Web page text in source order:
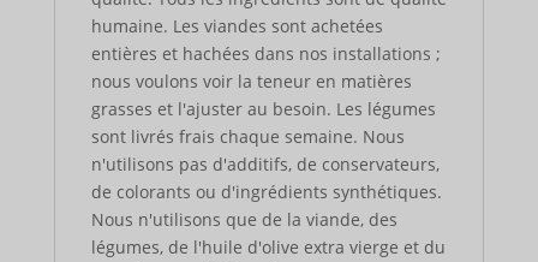
humaine. Les viandes sont achetées
entières et hachées dans nos installations ;
nous voulons voir la teneur en matières
grasses et l'ajuster au besoin. Les légumes
sont livrés frais chaque semaine. Nous
n'utilisons pas d'additifs, de conservateurs,
de colorants ou d'ingrédients synthétiques.
Nous n'utilisons que de la viande, des
légumes, de l'huile d'olive extra vierge et du